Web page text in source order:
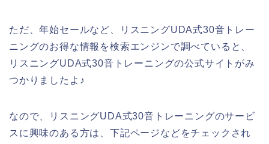
ただ、年始セールなど、リスニングUDA式30音トレー
ニングのお得な情報を検索エンジンで調べていると、
リスニングUDA式30音トレーニングの公式サイトがみ
つかりましたよ♪
なので、リスニングUDA式30音トレーニングのサービ
スに興味のある方は、下記ページなどをチェックされ